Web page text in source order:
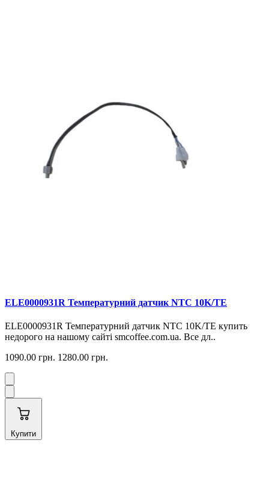
ELE0000931R Температурний датчик NTC 10K/TE
ELE0000931R Температурний датчик NTC 10K/TE купить
недорого на нашому сайті smcoffee.com.ua. Все дл..
1090.00 грн. 1280.00 грн.
Купити